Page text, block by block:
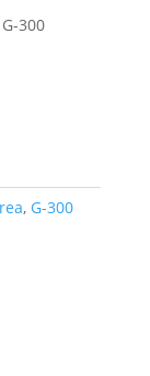
300
, G-300